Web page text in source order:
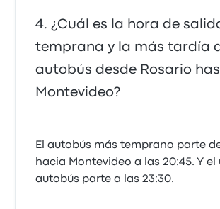
¿Cuál es la hora de
temprana y la más tardía
autobús desde Rosario
Montevideo?
El autobús más temprano parte
hacia Montevideo a las 20:45. Y el
autobús parte a las 23:30.